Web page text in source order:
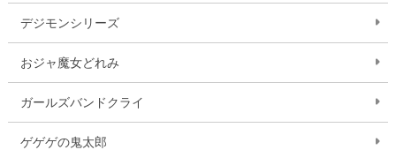
デジモンシリーズ
おジャ魔女どれみ
ガールズバンドクライ
ゲゲゲの鬼太郎